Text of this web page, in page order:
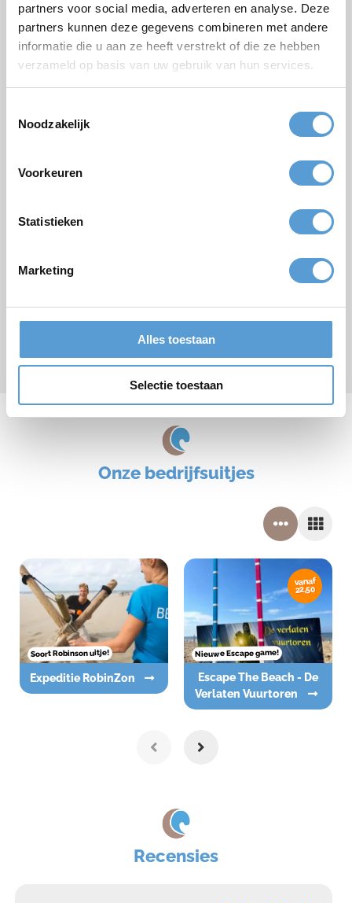
partners voor social media, adverteren en analyse. Deze
partners kunnen deze gegevens combineren met andere
informatie die u aan ze heeft verstrekt of die ze hebben
verzameld op basis van uw gebruik van hun services.
Noodzakelijk
Voorkeuren
Statistieken
Marketing
Alles toestaan
Selectie toestaan
Geplande datum
Gewenste starttijd
Budget
Borrel arrangement
Vergadering
Opmerkingen
* verplicht veld
Onze bedrijfsuitjes
Soort Robinson uitje!
Expeditie RobinZon
vanaf
22,50
Nieuwe Escape game!
Escape The Beach - De
Verlaten Vuurtoren
Recensies